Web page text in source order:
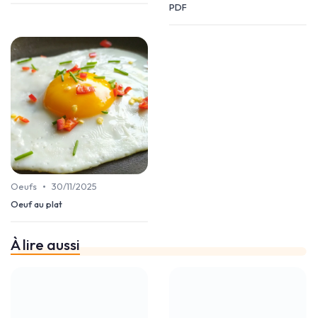
PDF
Oeufs • 30/11/2025
Oeuf au plat
À lire aussi